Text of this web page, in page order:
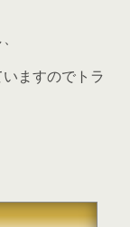
ますのでトラ